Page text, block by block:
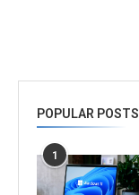
POPULAR POSTS
1